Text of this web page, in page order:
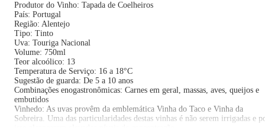
Produtor do Vinho: Tapada de Coelheiros
País: Portugal
Região: Alentejo
Tipo: Tinto
Uva: Touriga Nacional
Volume: 750ml
Teor alcoólico: 13
Temperatura de Serviço: 16 a 18°C
Sugestão de guarda: De 5 a 10 anos
Combinações enogastronômicas: Carnes em geral, massas, aves, queijos e
embutidos
Vinhedo: As uvas provêm da emblemática Vinha do Taco e Vinha da
Sobreira. Uma das particularidades destas vinhas é não serem irrigadas e